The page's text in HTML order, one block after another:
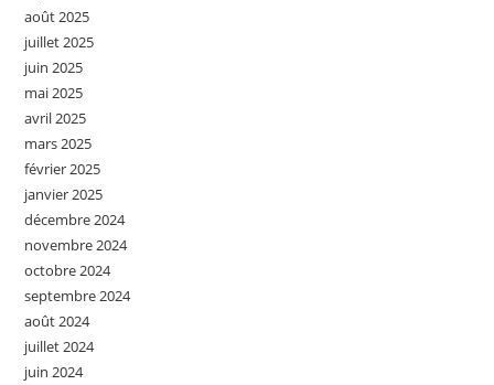
août 2025
juillet 2025
juin 2025
mai 2025
avril 2025
mars 2025
février 2025
janvier 2025
décembre 2024
novembre 2024
octobre 2024
septembre 2024
août 2024
juillet 2024
juin 2024